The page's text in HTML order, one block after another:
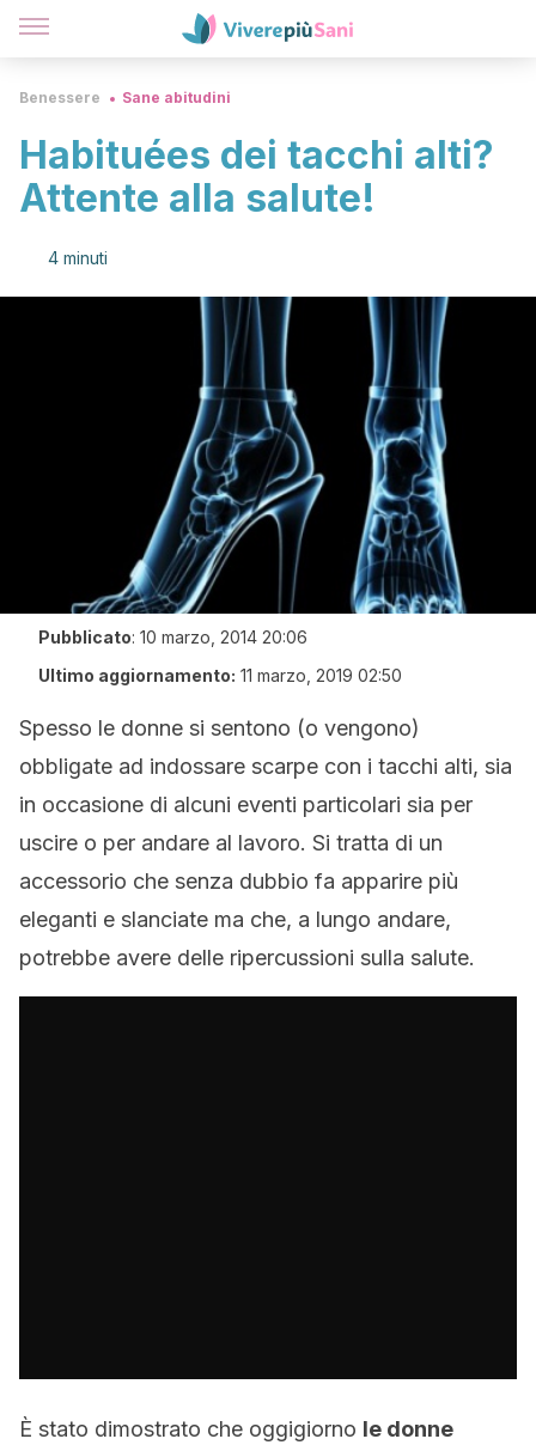
Benessere Sane abitudini
Habituées dei tacchi alti?
Attente alla salute!
4 minuti
Pubblicato: 10 marzo, 2014 20:06
Ultimo aggiornamento: 11 marzo, 2019 02:50
Spesso le donne si sentono (o vengono)
obbligate ad indossare scarpe con i tacchi alti, sia
in occasione di alcuni eventi particolari sia per
uscire o per andare al lavoro. Si tratta di un
accessorio che senza dubbio fa apparire più
eleganti e slanciate ma che, a lungo andare,
potrebbe avere delle ripercussioni sulla salute.
È stato dimostrato che oggigiorno le donne